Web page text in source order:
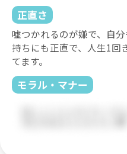
正直さ
嘘つかれるのが嫌で、自
持ちにも正直で、人生1回
てます。
モラル・マナー